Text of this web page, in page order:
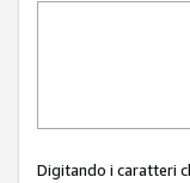
Digitando i caratteri